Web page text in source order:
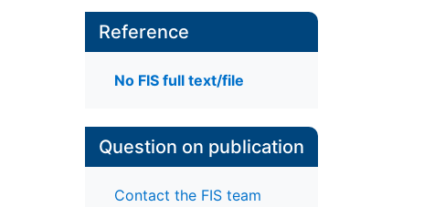
Reference
No FIS full text/file
Question on publication
Contact the FIS team